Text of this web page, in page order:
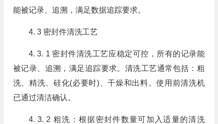
能被记录、追溯，满足数据追踪要求。
4. 3 密封件清洗工艺
4. 3. 1 密封件清洗工艺应稳定可控，所有的记录能
被记录、追溯，满足追踪要求。清洗工艺通常包括：粗
洗、精洗、硅化(必要时)、干燥和出料。使用前清洗机
已通过清洁确认。
4. 3. 2 粗洗：根据密封件数量可加入适量的清洗